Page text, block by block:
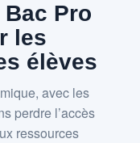
Pro
les
élèves
avec les
perdre l’accès
ressources